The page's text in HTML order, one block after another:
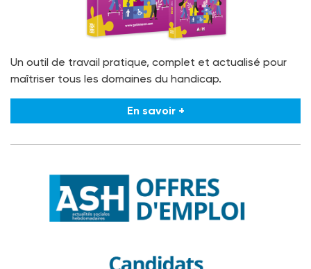
Un outil de travail pratique, complet et actualisé pour
maîtriser tous les domaines du handicap.
En savoir +